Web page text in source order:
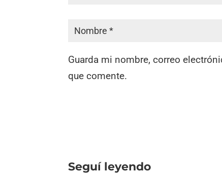
Guarda mi nombre, correo
que comente.
Seguí leyendo